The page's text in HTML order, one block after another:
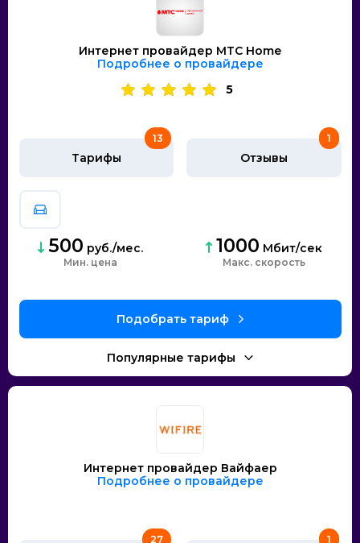
Интернет провайдер МТС Home
Подробнее о провайдере
5
Тарифы
13
Отзывы
1
500 руб./мес.
Мин. цена
1000 Мбит/сек
скорость
Интернет провайдер Вайфаер
Подробнее о провайдере
27 1